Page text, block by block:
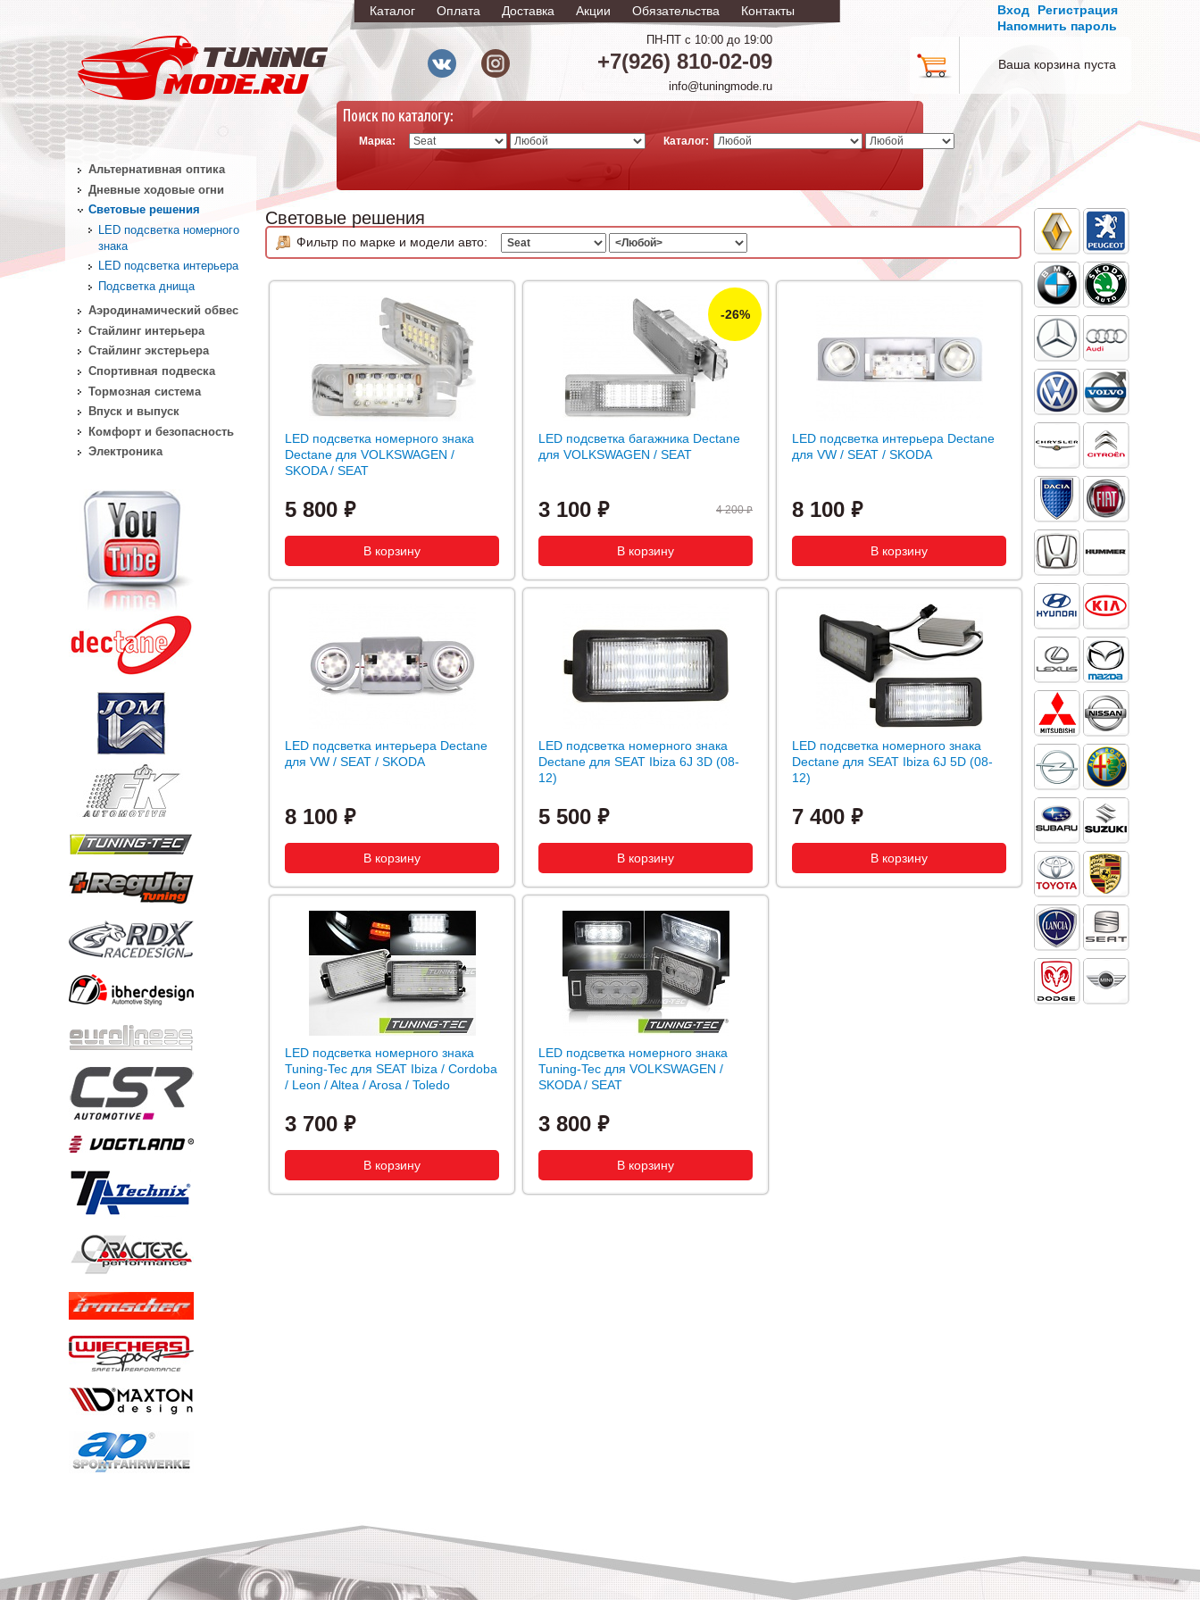
ПН-ПТ с 10:00 до 19:00
+7(926) 810-02-09
info@tuningmode.ru
Каталог Оплата Доставка Акции Обязательства Контакты Вход
Регистрация
Напомнить пароль
Ваша корзина пуста
Марка: Каталог:
Световые решения
Фильтр по марке и модели авто:
LED подсветка номерного знака
Dectane для VOLKSWAGEN /
SKODA / SEAT
5 800
LED подсветка багажника Dectane
для VOLKSWAGEN / SEAT
3 100 4 200
-26%
LED подсветка интерьера Dectane
для VW / SEAT / SKODA
8 100
LED подсветка интерьера Dectane
для VW / SEAT / SKODA
8 100
LED подсветка номерного знака
Dectane для SEAT Ibiza 6J 3D (08-
12)
5 500
LED подсветка номерного знака
Dectane для SEAT Ibiza 6J 5D (08-
12)
7 400
LED подсветка номерного знака
Tuning-Tec для SEAT Ibiza / Cordoba
/ Leon / Altea / Arosa / Toledo
3 700
LED подсветка номерного знака
Tuning-Tec для VOLKSWAGEN /
SKODA / SEAT
3 800
Альтернативная оптика
Дневные ходовые огни
Световые решения
LED подсветка номерного
знака
LED подсветка интерьера
Подсветка днища
Аэродинамический обвес
Стайлинг интерьера
Стайлинг экстерьера
Спортивная подвеска
Тормозная система
Впуск и выпуск
Комфорт и безопасность
Электроника